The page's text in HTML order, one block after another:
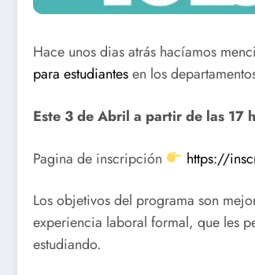
Hace unos dias atrás hacíamos
para estudiantesen los
Este 3 de Abril a partir de las 17
Pagina de inscripción https://
Los objetivos del programa son
experiencia laboral formal, que les
estudiando.